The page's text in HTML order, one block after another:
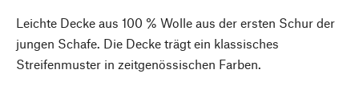
Leichte Decke aus 100 % Wolle aus der ersten Schur der
jungen Schafe. Die Decke trägt ein klassisches
Streifenmuster in zeitgenössischen Farben.